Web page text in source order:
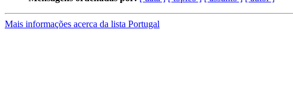
Mais informações acerca da lista Portugal